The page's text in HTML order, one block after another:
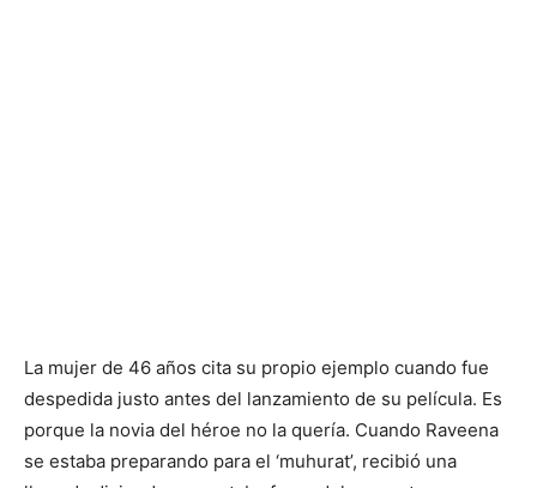
La mujer de 46 años cita su propio ejemplo cuando fue
despedida justo antes del lanzamiento de su película. Es
porque la novia del héroe no la quería. Cuando Raveena
se estaba preparando para el ‘muhurat’, recibió una